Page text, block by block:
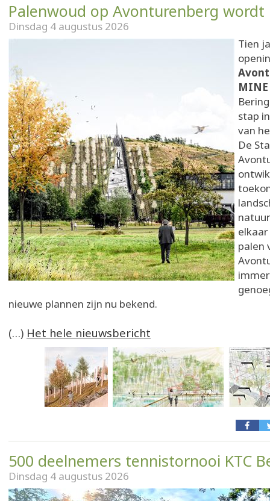
Palenwoud op Avonturenberg wordt
Dinsdag 4 augustus 2026
Tien
MINE
stap
van
De
palen
nieuwe plannen zijn nu bekend.
(…) Het hele nieuwsbericht
500 deelnemers tennistornooi KTC
Dinsdag 4 augustus 2026